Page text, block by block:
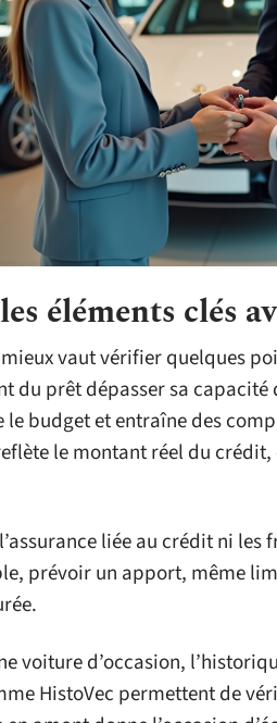
éléments clés
vaut vérifier quelques
du prêt dépasser sa
budget et entraîne des
le montant réel du
liée au crédit ni
prévoir un apport, même
voiture d’occasion,
HistoVec permettent de